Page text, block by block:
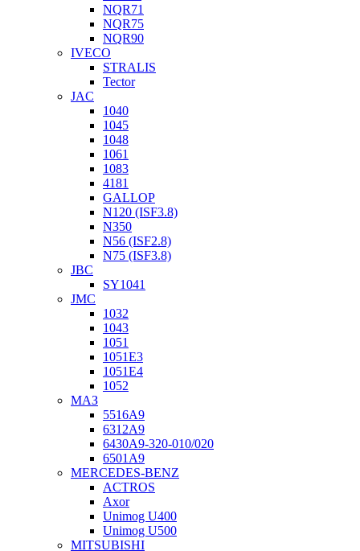
NQR71
NQR75
NQR90
IVECO
STRALIS
Tector
JAC
1040
1045
1048
1061
1083
4181
GALLOP
N120 (ISF3.8)
N350
N56 (ISF2.8)
N75 (ISF3.8)
JBC
SY1041
JMC
1032
1043
1051
1051Е3
1051Е4
1052
МАЗ
5516А9
6312А9
6430А9-320-010/020
6501А9
MERCEDES-BENZ
ACTROS
Axor
Unimog U400
Unimog U500
MITSUBISHI